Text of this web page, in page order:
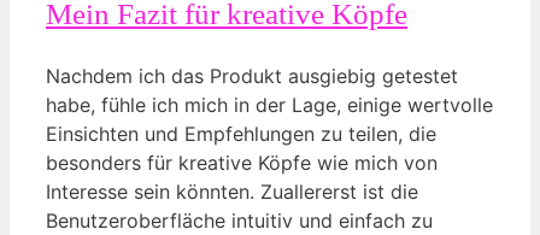
Mein Fazit für kreative Köpfe
Nachdem ich das Produkt ausgiebig getestet
habe, fühle ich mich in der Lage, einige wertvolle
Einsichten und Empfehlungen zu teilen, die
besonders für kreative Köpfe wie mich von
Interesse sein könnten. Zuallererst ist die
Benutzeroberfläche intuitiv und einfach zu